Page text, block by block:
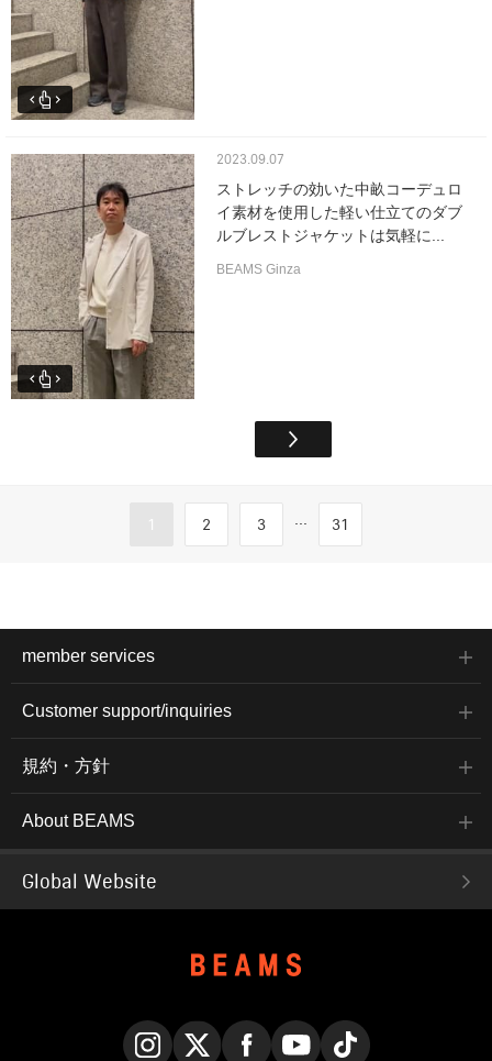
2023.09.07
ストレッチの効いた中畝コーデュロ
イ素材を使用した軽い仕立てのダブ
ルブレストジャケットは気軽に...
BEAMS Ginza
1 2 3 ... 31
member services
Customer support/inquiries
規約・方針
About BEAMS
Global Website